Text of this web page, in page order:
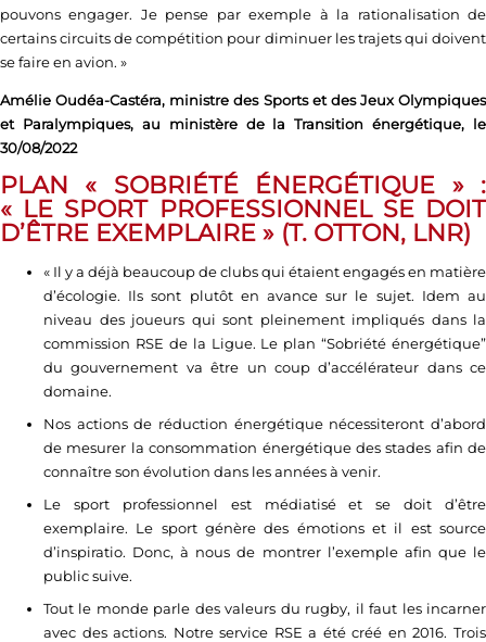
pouvons engager. Je pense par exemple à la rationalisation de
certains circuits de compétition pour diminuer les trajets qui doivent
se faire en avion. »
Amélie Oudéa-Castéra, ministre des Sports et des Jeux Olympiques
et Paralympiques, au ministère de la Transition énergétique, le
30/08/2022
PLAN « SOBRIÉTÉ ÉNERGÉTIQUE » :
« LE SPORT PROFESSIONNEL SE DOIT
D’ÊTRE EXEMPLAIRE » (T. OTTON, LNR)
« Il y a déjà beaucoup de clubs qui étaient engagés en matière
d’écologie. Ils sont plutôt en avance sur le sujet. Idem au
niveau des joueurs qui sont pleinement impliqués dans la
commission RSE de la Ligue. Le plan “Sobriété énergétique”
du gouvernement va être un coup d’accélérateur dans ce
domaine.
Nos actions de réduction énergétique nécessiteront d’abord
de mesurer la consommation énergétique des stades afin de
connaître son évolution dans les années à venir.
Le sport professionnel est médiatisé et se doit d’être
exemplaire. Le sport génère des émotions et il est source
d’inspiratio. Donc, à nous de montrer l’exemple afin que le
public suive.
Tout le monde parle des valeurs du rugby, il faut les incarner
avec des actions. Notre service RSE a été créé en 2016. Trois